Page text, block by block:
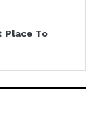
Place To